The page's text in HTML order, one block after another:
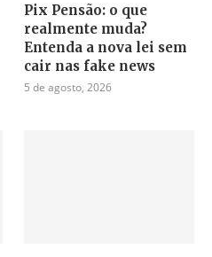
Pix Pensão: o que
realmente muda?
Entenda a nova lei sem
cair nas fake news
5 de agosto, 2026